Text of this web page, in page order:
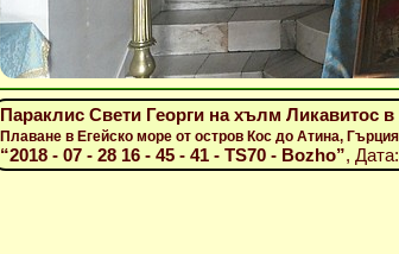
Параклис Свети Георги на хълм Ликавитос в
Плаване в Егейско море от остров Кос до Атина,
“2018 - 07 - 28 16 - 45 - 41 - TS70 - Bozho”,